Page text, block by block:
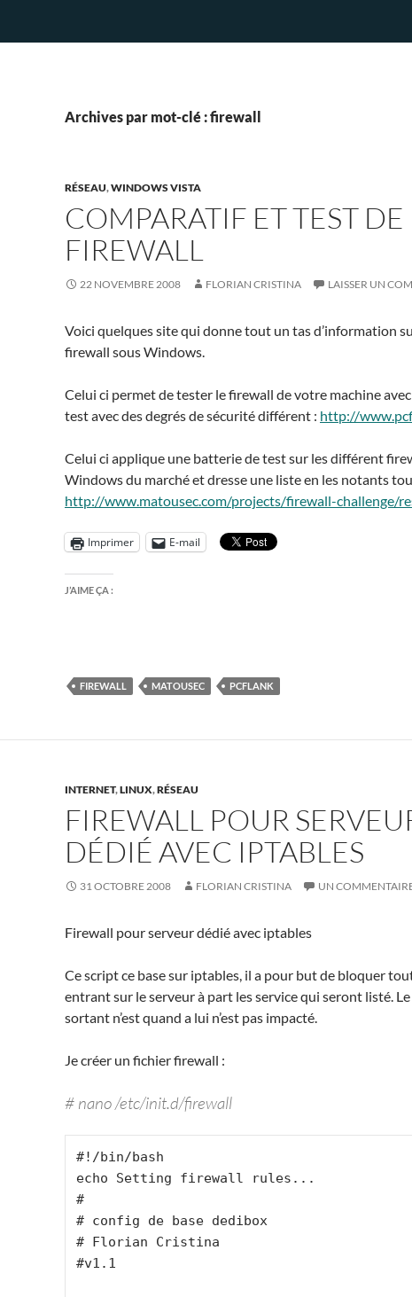
Archives par mot-clé : firewall
RÉSEAU,WINDOWS VISTA
COMPARATIF ET TEST DE
FIREWALL
22 NOVEMBRE 2008 FLORIAN CRISTINA LAISSER UN
Voici quelques site qui donne tout un tas d’information
firewall sous Windows.
Celui ci permet de tester le firewall de votre machine
test avec des degrés de sécurité différent : http://
Celui ci applique une batterie de test sur les différent
Windows du marché et dresse une liste en les notants
http://www.matousec.com/projects/firewall-challenge/
Imprimer E-mail
J’AIME ÇA :
FIREWALL MATOUSEC PCFLANK
INTERNET,LINUX,RÉSEAU
FIREWALL POUR
DÉDIÉ AVEC IPTABLES
31 OCTOBRE 2008 FLORIAN CRISTINA UN
Firewall pour serveur dédié avec iptables
Ce script ce base sur iptables, il a pour but de bloquer
entrant sur le serveur à part les service qui seront listé.
sortant n’est quand a lui n’est pas impacté.
Je créer un fichier firewall :
# nano /etc/init.d/firewall
#!/bin/bash
echo Setting firewall rules...
#
# config de base dedibox
# Florian Cristina
#v1.1